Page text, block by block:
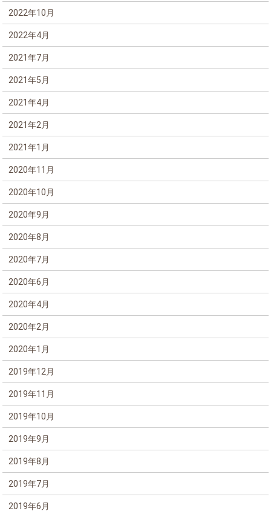
2022年10月
2022年4月
2021年7月
2021年5月
2021年4月
2021年2月
2021年1月
2020年11月
2020年10月
2020年9月
2020年8月
2020年7月
2020年6月
2020年4月
2020年2月
2020年1月
2019年12月
2019年11月
2019年10月
2019年9月
2019年8月
2019年7月
2019年6月